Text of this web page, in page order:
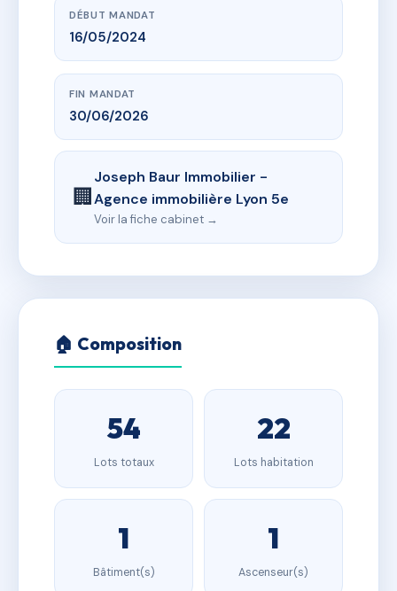
DÉBUT MANDAT
16/05/2024
FIN MANDAT
30/06/2026
🏢
Joseph Baur Immobilier -
Agence immobilière Lyon 5e
Voir la fiche cabinet →
🏠 Composition
54
Lots totaux
22
Lots habitation
1
Bâtiment(s)
1
Ascenseur(s)